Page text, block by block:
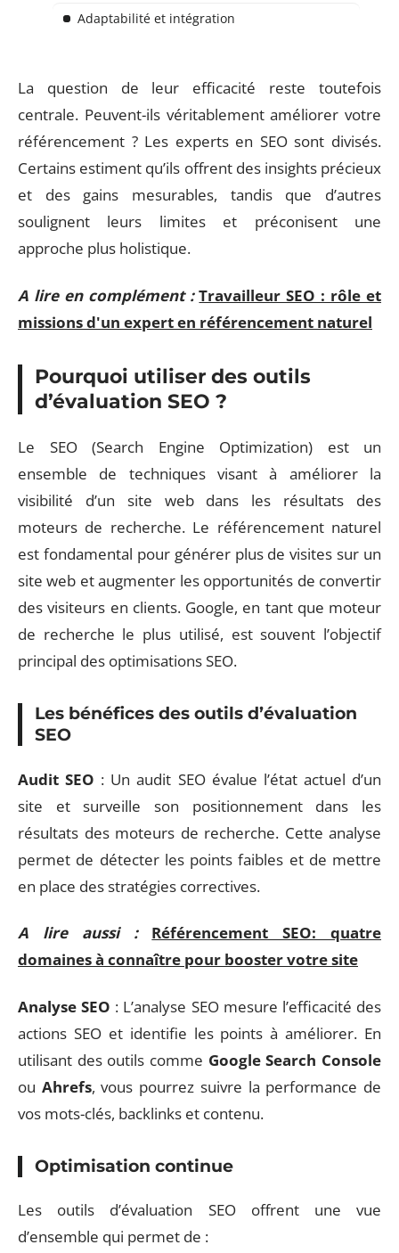
Adaptabilité et intégration
La question de leur efficacité reste toutefois
centrale. Peuvent-ils véritablement améliorer votre
référencement ? Les experts en SEO sont divisés.
Certains estiment qu’ils offrent des insights précieux
et des gains mesurables, tandis que d’autres
soulignent leurs limites et préconisent une
approche plus holistique.
A lire en complément : Travailleur SEO : rôle et
missions d'un expert en référencement naturel
Pourquoi utiliser des outils
d’évaluation SEO ?
Le SEO (Search Engine Optimization) est un
ensemble de techniques visant à améliorer la
visibilité d’un site web dans les résultats des
moteurs de recherche. Le référencement naturel
est fondamental pour générer plus de visites sur un
site web et augmenter les opportunités de convertir
des visiteurs en clients. Google, en tant que moteur
de recherche le plus utilisé, est souvent l’objectif
principal des optimisations SEO.
Les bénéfices des outils d’évaluation
SEO
Audit SEO : Un audit SEO évalue l’état actuel d’un
site et surveille son positionnement dans les
résultats des moteurs de recherche. Cette analyse
permet de détecter les points faibles et de mettre
en place des stratégies correctives.
A lire aussi :
Référencement SEO: quatre
domaines à connaître pour booster votre site
Analyse SEO : L’analyse SEO mesure l’efficacité des
actions SEO et identifie les points à améliorer. En
utilisant des outils comme Google Search Console
ou Ahrefs, vous pourrez suivre la performance de
vos mots-clés, backlinks et contenu.
Optimisation continue
Les outils d’évaluation SEO offrent une vue
d’ensemble qui permet de :